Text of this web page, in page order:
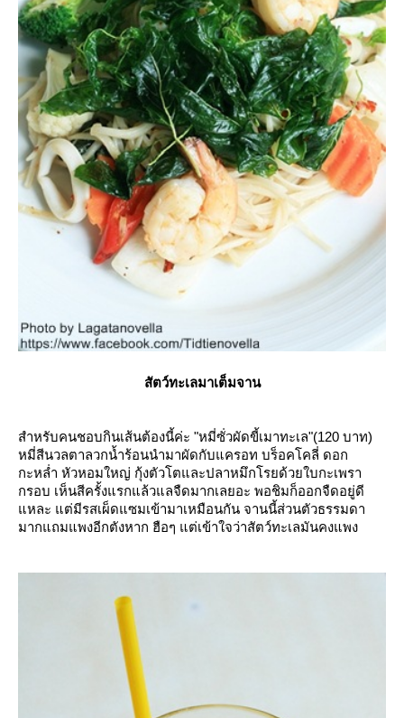
สัตว์ทะเลมาเต็มจาน
สำหรับคนชอบกินเส้นต้องนี้ค่ะ "หมี่ซั่วผัดขี้เมาทะเล"(120 บาท)
หมี่สีนวลตาลวกน้ำร้อนนำมาผัดกับแครอท บร็อคโคลี่ ดอก
กะหล่ำ หัวหอมใหญ่ กุ้งตัวโตและปลาหมึกโรยด้วยใบกะเพรา
กรอบ เห็นสีครั้งแรกแล้วแลจืดมากเลยอะ พอชิมก็ออกจืดอยู่ดี
หละ แต่มีรสเผ็ดแซมเข้ามาเหมือนกัน จานนี้ส่วนตัวธรรมดา
มากแถมแพงอีกตังหาก ฮือๆ แต่เข้าใจว่าสัตว์ทะเลมันคงแพง